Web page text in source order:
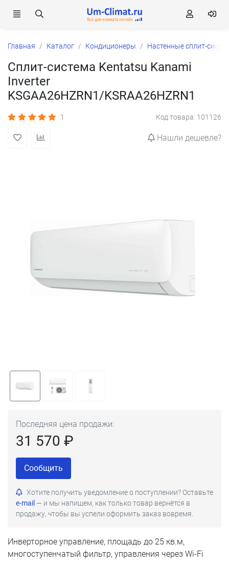
Главная Каталог Кондиционеры Настенные сплит-
Сплит-система Kentatsu Kanami
Inverter
KSGAA26HZRN1/KSRAA26HZRN1
1 Код товара: 101126
Нашли дешевле?
Последняя цена продажи:
31 570 ₽
Сообщить
Хотите получить уведомление о поступлении? Оставьте
e-mail — и мы напишем, как только товар вернётся в
продажу, чтобы вы успели оформить заказ вовремя.
Инверторное управление, площадь до 25 кв.м,
многоступенчатый фильтр, управления через Wi-Fi